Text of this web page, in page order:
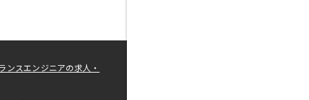
ンスエンジニアの求人・